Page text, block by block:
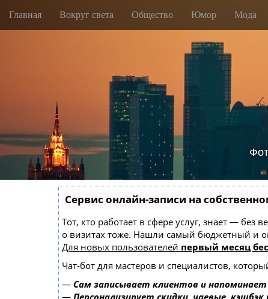
i
e
Главная Вокруг света Общество Юмор Мода
Сервис онлайн-записи на
Тот, кто работает в сфере услуг, знает —
о визитах тоже. Нашли самый бюджетный и
Для новых пользователей первый месяц
Чат-бот для мастеров и специалистов,
— Сам записывает клиентов и
— Персонализирует скидки, чаевые,